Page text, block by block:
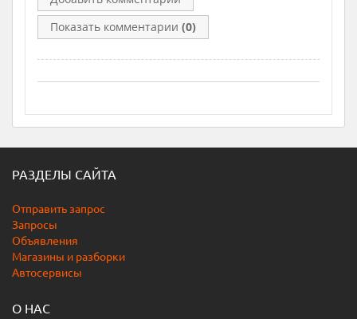
Показать комментарии (0)
РАЗДЕЛЫ САЙТА
Отправить запрос
Запросы
Объявления
Магазины и разборки
Автосервисы
О НАС